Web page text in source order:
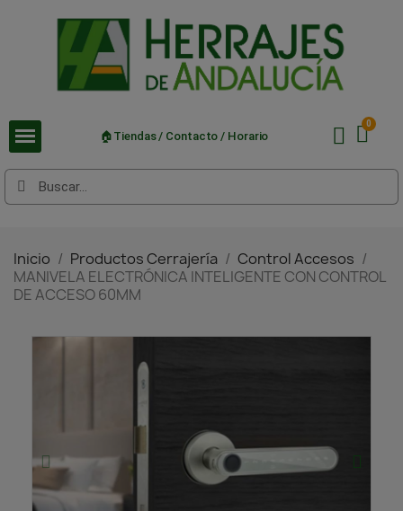
🏠Tiendas / Contacto / Horario
Inicio Productos Cerrajería
Control Accesos
MANIVELA ELECTRÓNICA INTELIGENTE CON CONTROL
DE ACCESO 60MM